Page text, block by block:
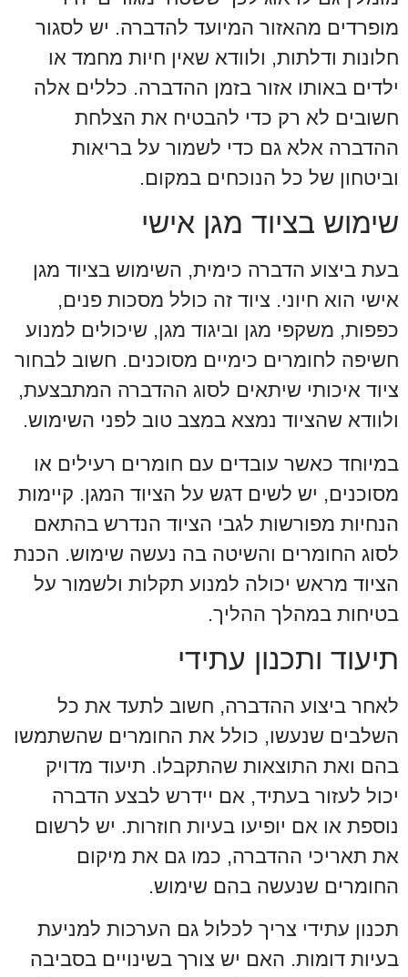
מופרדים מהאזור המיועד להדברה. יש לסגור
חלונות ודלתות, ולוודא שאין חיות מחמד או
ילדים באותו אזור בזמן ההדברה. כללים אלה
חשובים לא רק כדי להבטיח את הצלחת
ההדברה אלא גם כדי לשמור על בריאות
וביטחון של כל הנוכחים במקום.
שימוש בציוד מגן אישי
בעת ביצוע הדברה כימית, השימוש בציוד מגן
אישי הוא חיוני. ציוד זה כולל מסכות פנים,
כפפות, משקפי מגן וביגוד מגן, שיכולים למנוע
חשיפה לחומרים כימיים מסוכנים. חשוב לבחור
ציוד איכותי שיתאים לסוג ההדברה המתבצעת,
ולוודא שהציוד נמצא במצב טוב לפני השימוש.
במיוחד כאשר עובדים עם חומרים רעילים או
מסוכנים, יש לשים דגש על הציוד המגן. קיימות
הנחיות מפורשות לגבי הציוד הנדרש בהתאם
לסוג החומרים והשיטה בה נעשה שימוש. הכנת
הציוד מראש יכולה למנוע תקלות ולשמור על
בטיחות במהלך ההליך.
תיעוד ותכנון עתידי
לאחר ביצוע ההדברה, חשוב לתעד את כל
השלבים שנעשו, כולל את החומרים שהשתמשו
בהם ואת התוצאות שהתקבלו. תיעוד מדויק
יכול לעזור בעתיד, אם יידרש לבצע הדברה
נוספת או אם יופיעו בעיות חוזרות. יש לרשום
את תאריכי ההדברה, כמו גם את מיקום
החומרים שנעשה בהם שימוש.
תכנון עתידי צריך לכלול גם הערכות למניעת
בעיות דומות. האם יש צורך בשינויים בסביבה